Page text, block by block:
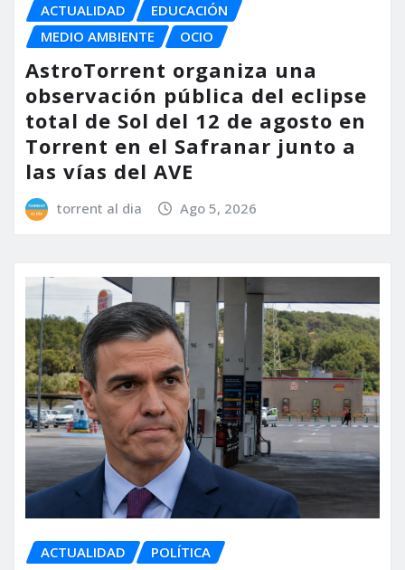
ACTUALIDAD
EDUCACIÓN
MEDIO AMBIENTE
OCIO
AstroTorrent organiza una
observación pública del eclipse
total de Sol del 12 de agosto en
Torrent en el Safranar junto a
las vías del AVE
torrent al dia Ago 5, 2026
ACTUALIDAD POLÍTICA